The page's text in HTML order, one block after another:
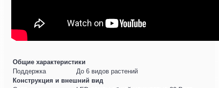
Общие характеристики
Поддержка
До 6 видов растений
Конструкция и внешний вид